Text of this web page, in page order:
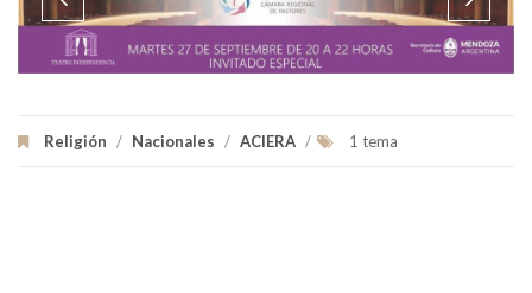
Religión / Nacionales / ACIERA / 1 tema